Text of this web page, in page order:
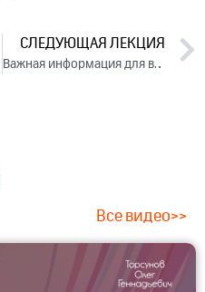
СЛЕДУЮЩАЯ ЛЕКЦИЯ
Важная информация для всех, кто хочет повысить иммунитет (2020)
Все видео>>